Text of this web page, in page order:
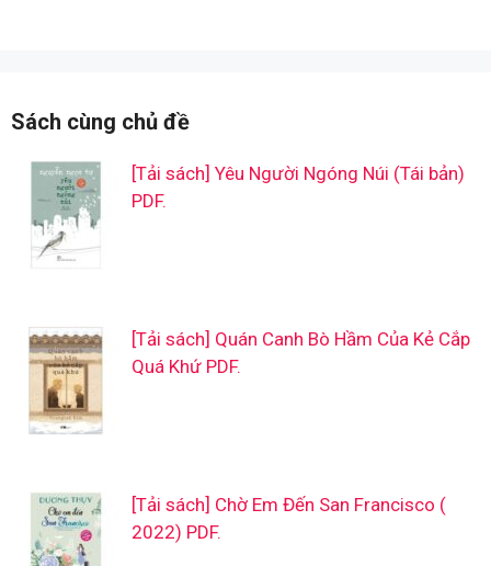
Sách cùng chủ đề
[Tải sách] Yêu Người Ngóng Núi (Tái bản)
PDF.
[Tải sách] Quán Canh Bò Hầm Của Kẻ Cắp
Quá Khứ PDF.
[Tải sách] Chờ Em Đến San Francisco (
2022) PDF.